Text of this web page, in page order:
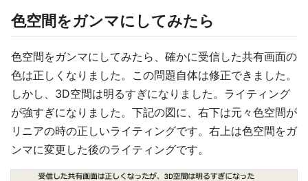
色空間をガンマにしてみたら
色空間をガンマにしてみたら、確かに受信した共有画面の
色は正しくなりました。この問題自体は修正できました。
しかし、3D空間は明るすぎになりました。ライティング
が強すぎになりました。下記の図に、右下は元々色空間が
リニアの時の正しいライティングです。右上は色空間をガ
ンマに変更した後のライティングです。